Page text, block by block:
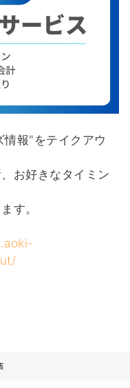
報"をテイクアウ
お好きなタイミン
す。